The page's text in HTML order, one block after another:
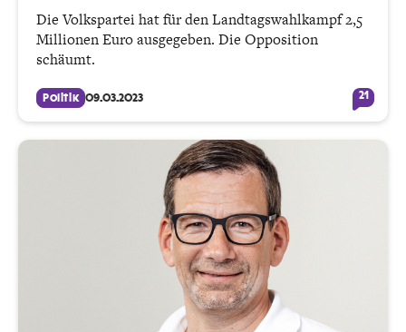
Die Volkspartei hat für den Landtagswahlkampf 2,5
Millionen Euro ausgegeben. Die Opposition
schäumt.
Politik 09.03.2023 21